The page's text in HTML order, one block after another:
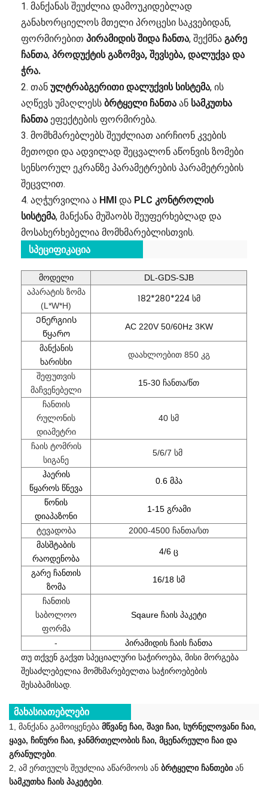
1. მანქანას შეუძლია დამოუკიდებლად
განახორციელოს მთელი პროცესი საკვებიდან,
ფორმირებით პირამიდის შიდა ჩანთა, შექმნა გარე
ჩანთა, პროდუქტის გაზომვა, შევსება, დალუქვა და
ჭრა.
2. თან ულტრაბგერითი დალუქვის სისტემა, ის
აღწევს უმაღლესს ბრტყელი ჩანთა ან სამკუთხა
ჩანთა ეფექტების ფორმირება.
3. მომხმარებლებს შეუძლიათ აირჩიონ კვების
მეთოდი და ადვილად შეცვალონ აწონვის ზომები
სენსორულ ეკრანზე პარამეტრების პარამეტრების
შეცვლით.
4. აღჭურვილია ა HMI და PLC კონტროლის
სისტემა, მანქანა მუშაობს შეუფერხებლად და
მოსახერხებელია მომხმარებლისთვის.
სპეციფიკაცია
მოდელი
DL-GDS-SJB
აპარატის ზომა
(L*W*H)
182*280*224 სმ
Ენერგიის
წყარო
AC 220V 50/60Hz 3KW
მანქანის
ხარისხი
დაახლოებით 850 კგ
შეფუთვის
მაჩვენებელი
15-30 ჩანთა/წთ
ჩანთის
რულონის
დიამეტრი
40 სმ
ჩაის ტომრის
სიგანე
5/6/7 სმ
ჰაერის
წყაროს წნევა
0.6 მპა
წონის
დიაპაზონი
1-15 გრამი
ტევადობა
2000-4500 ჩანთა/სთ
მასშტაბის
რაოდენობა
4/6 ც
გარე ჩანთის
ზომა
16/18 სმ
ჩანთის
საბოლოო
ფორმა
Sqaure ჩაის პაკეტი
- პირამიდის ჩაის ჩანთა
თუ თქვენ გაქვთ სპეციალური საჭიროება, მისი მორგება
შესაძლებელია მომხმარებელთა საჭიროებების
შესაბამისად.
მახასიათებლები
1, მანქანა გამოიყენება მწვანე ჩაი, შავი ჩაი, სურნელოვანი ჩაი,
ყავა, ჩინური ჩაი, ჯანმრთელობის ჩაი, მცენარეული ჩაი და
გრანულები.
2, ამ ერთეულს შეუძლია აწარმოოს ან ბრტყელი ჩანთები ან
სამკუთხა ჩაის პაკეტები.